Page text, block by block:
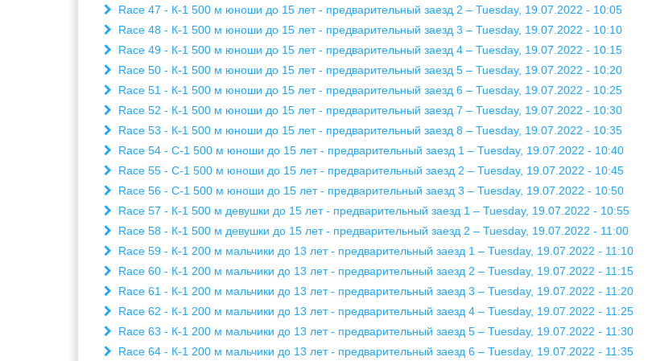
Race 47 - К-1 500 м юноши до 15 лет - предварительный заезд 2 – Tuesday, 19.07.2022 - 10:05
Race 48 - К-1 500 м юноши до 15 лет - предварительный заезд 3 – Tuesday, 19.07.2022 - 10:10
Race 49 - К-1 500 м юноши до 15 лет - предварительный заезд 4 – Tuesday, 19.07.2022 - 10:15
Race 50 - К-1 500 м юноши до 15 лет - предварительный заезд 5 – Tuesday, 19.07.2022 - 10:20
Race 51 - К-1 500 м юноши до 15 лет - предварительный заезд 6 – Tuesday, 19.07.2022 - 10:25
Race 52 - К-1 500 м юноши до 15 лет - предварительный заезд 7 – Tuesday, 19.07.2022 - 10:30
Race 53 - К-1 500 м юноши до 15 лет - предварительный заезд 8 – Tuesday, 19.07.2022 - 10:35
Race 54 - С-1 500 м юноши до 15 лет - предварительный заезд 1 – Tuesday, 19.07.2022 - 10:40
Race 55 - С-1 500 м юноши до 15 лет - предварительный заезд 2 – Tuesday, 19.07.2022 - 10:45
Race 56 - С-1 500 м юноши до 15 лет - предварительный заезд 3 – Tuesday, 19.07.2022 - 10:50
Race 57 - К-1 500 м девушки до 15 лет - предварительный заезд 1 – Tuesday, 19.07.2022 - 10:55
Race 58 - К-1 500 м девушки до 15 лет - предварительный заезд 2 – Tuesday, 19.07.2022 - 11:00
Race 59 - К-1 200 м мальчики до 13 лет - предварительный заезд 1 – Tuesday, 19.07.2022 - 11:10
Race 60 - К-1 200 м мальчики до 13 лет - предварительный заезд 2 – Tuesday, 19.07.2022 - 11:15
Race 61 - К-1 200 м мальчики до 13 лет - предварительный заезд 3 – Tuesday, 19.07.2022 - 11:20
Race 62 - К-1 200 м мальчики до 13 лет - предварительный заезд 4 – Tuesday, 19.07.2022 - 11:25
Race 63 - К-1 200 м мальчики до 13 лет - предварительный заезд 5 – Tuesday, 19.07.2022 - 11:30
Race 64 - К-1 200 м мальчики до 13 лет - предварительный заезд 6 – Tuesday, 19.07.2022 - 11:35